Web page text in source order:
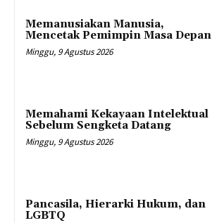
Memanusiakan Manusia,
Mencetak Pemimpin Masa Depan
Minggu, 9 Agustus 2026
Memahami Kekayaan Intelektual
Sebelum Sengketa Datang
Minggu, 9 Agustus 2026
Pancasila, Hierarki Hukum, dan
LGBTQ